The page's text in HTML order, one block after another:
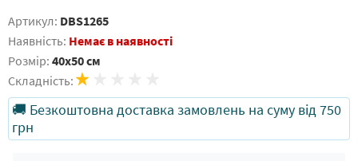
Артикул: DBS1265
Наявність: Немає в наявності
Розмір: 40x50 см
Складність:
🚚 Безкоштовна доставка замовлень на суму від 750
грн